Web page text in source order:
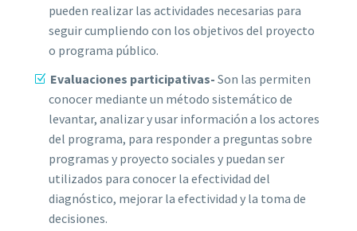
pueden realizar las actividades necesarias para
seguir cumpliendo con los objetivos del proyecto
o programa público.
Evaluaciones participativas- Son las permiten
conocer mediante un método sistemático de
levantar, analizar y usar información a los actores
del programa, para responder a preguntas sobre
programas y proyecto sociales y puedan ser
utilizados para conocer la efectividad del
diagnóstico, mejorar la efectividad y la toma de
decisiones.